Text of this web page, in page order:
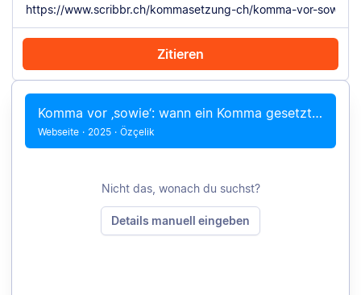
Zitieren
Mit Chrome zitieren Manuell zitieren
Komma vor ‚sowie‘: wann ein Komma gesetzt wird
Webseite · 2025 · Özçelik
Nicht das, wonach du suchst?
Details manuell eingeben